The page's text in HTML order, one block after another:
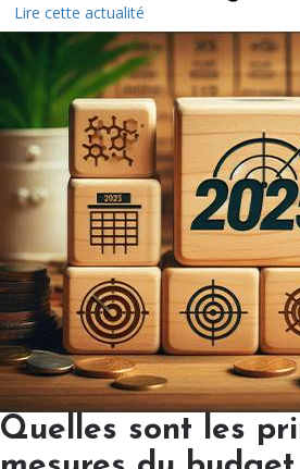
Lire cette actualité
Quelles sont les